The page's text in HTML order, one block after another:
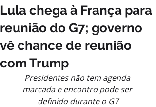
Lula chega à França para
reunião do G7; governo
vê chance de reunião
com Trump
Presidentes não tem agenda
marcada e encontro pode ser
definido durante o G7